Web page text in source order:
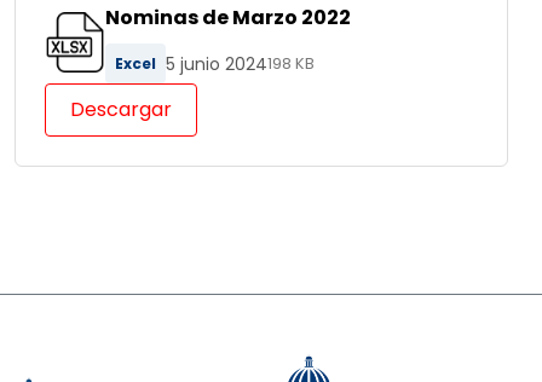
Nominas de Marzo 2022
Excel 5 junio 2024198 KB
Descargar